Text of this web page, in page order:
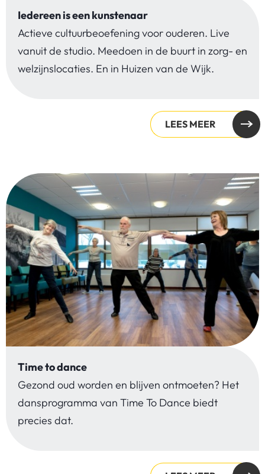
Iedereen is een kunstenaar
Actieve cultuurbeoefening voor ouderen. Live
vanuit de studio. Meedoen in de buurt in zorg- en
welzijnslocaties. En in Huizen van de Wijk.
LEES MEER
Time to dance
Gezond oud worden en blijven ontmoeten? Het
dansprogramma van Time To Dance biedt
precies dat.